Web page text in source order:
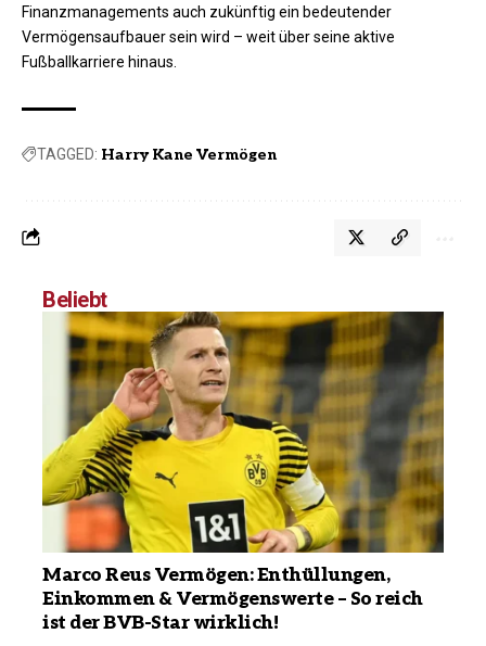
Finanzmanagements auch zukünftig ein bedeutender
Vermögensaufbauer sein wird – weit über seine aktive
Fußballkarriere hinaus.
TAGGED: Harry Kane Vermögen
Beliebt
Marco Reus Vermögen: Enthüllungen,
Einkommen & Vermögenswerte – So reich
ist der BVB-Star wirklich!